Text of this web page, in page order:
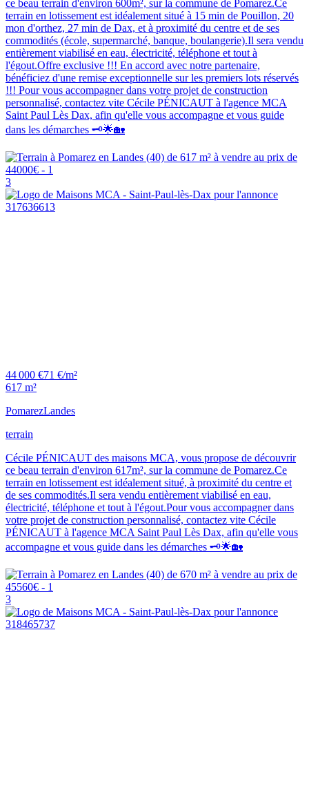
ce beau terrain d'environ 600m², sur la commune de Pomarez.Ce
terrain en lotissement est idéalement situé à 15 min de Pouillon, 20
mon d'orthez, 27 min de Dax, et à proximité du centre et de ses
commodités (école, supermarché, banque, boulangerie).Il sera vendu
entièrement viabilisé en eau, électricité, téléphone et tout à
l'égout.Offre exclusive !!! En accord avec notre partenaire,
bénéficiez d'une remise exceptionnelle sur les premiers lots réservés
!!! Pour vous accompagner dans votre projet de construction
personnalisé, contactez vite Cécile PÉNICAUT à l'agence MCA
Saint Paul Lès Dax, afin qu'elle vous accompagne et vous guide
dans les démarches 🗝️🌟🏡
3
44 000 €71 €/m²
617 m²
PomarezLandes
terrain
Cécile PÉNICAUT des maisons MCA, vous propose de découvrir
ce beau terrain d'environ 617m², sur la commune de Pomarez.Ce
terrain en lotissement est idéalement situé, à proximité du centre et
de ses commodités.Il sera vendu entièrement viabilisé en eau,
électricité, téléphone et tout à l'égout.Pour vous accompagner dans
votre projet de construction personnalisé, contactez vite Cécile
PÉNICAUT à l'agence MCA Saint Paul Lès Dax, afin qu'elle vous
accompagne et vous guide dans les démarches 🗝️🌟🏡
3